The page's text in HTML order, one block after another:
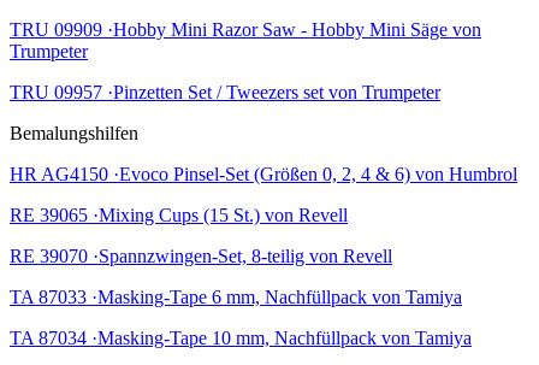
TRU 09909 ·Hobby Mini Razor Saw - Hobby Mini Säge von
Trumpeter
TRU 09957 ·Pinzetten Set / Tweezers set von Trumpeter
Bemalungshilfen
HR AG4150 ·Evoco Pinsel-Set (Größen 0, 2, 4 & 6) von Humbrol
RE 39065 ·Mixing Cups (15 St.) von Revell
RE 39070 ·Spannzwingen-Set, 8-teilig von Revell
TA 87033 ·Masking-Tape 6 mm, Nachfüllpack von Tamiya
TA 87034 ·Masking-Tape 10 mm, Nachfüllpack von Tamiya